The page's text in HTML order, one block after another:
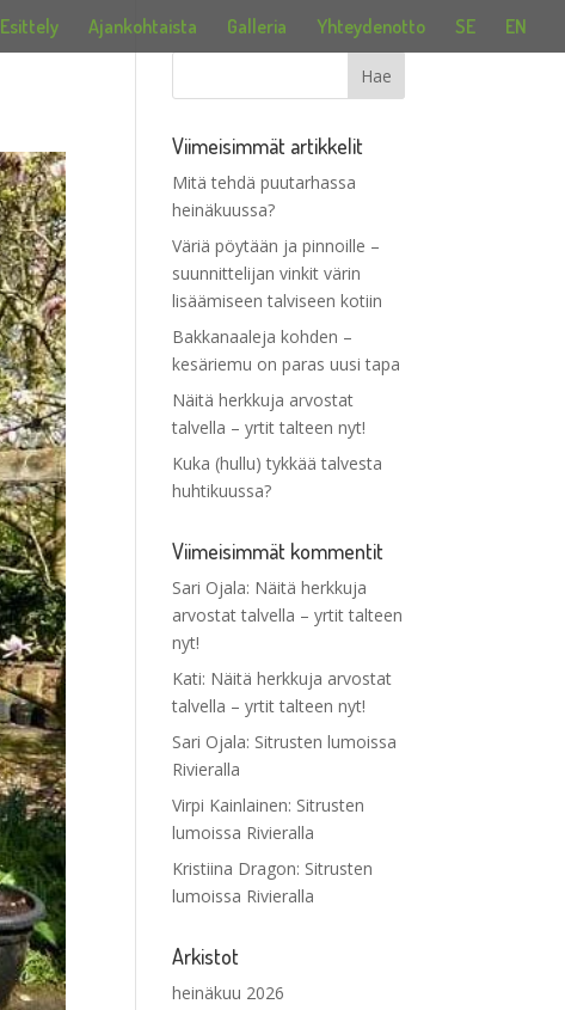
Esittely Ajankohtaista Galleria Yhteydenotto SE EN
Viimeisimmät artikkelit
Mitä tehdä puutarhassa
heinäkuussa?
Väriä pöytään ja pinnoille –
suunnittelijan vinkit värin
lisäämiseen talviseen kotiin
Bakkanaaleja kohden –
kesäriemu on paras uusi tapa
Näitä herkkuja arvostat
talvella – yrtit talteen nyt!
Kuka (hullu) tykkää talvesta
huhtikuussa?
Viimeisimmät kommentit
Sari Ojala: Näitä herkkuja
arvostat talvella – yrtit talteen
nyt!
Kati: Näitä herkkuja arvostat
talvella – yrtit talteen nyt!
Sari Ojala: Sitrusten lumoissa
Rivieralla
Virpi Kainlainen: Sitrusten
lumoissa Rivieralla
Kristiina Dragon: Sitrusten
lumoissa Rivieralla
Arkistot
heinäkuu 2026